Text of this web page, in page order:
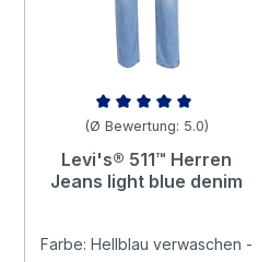
Durchschnittliche Bewertung
(Ø Bewertung: 5.0)
Levi's® 511™ Herren
Jeans light blue denim
Farbe: Hellblau verwaschen -